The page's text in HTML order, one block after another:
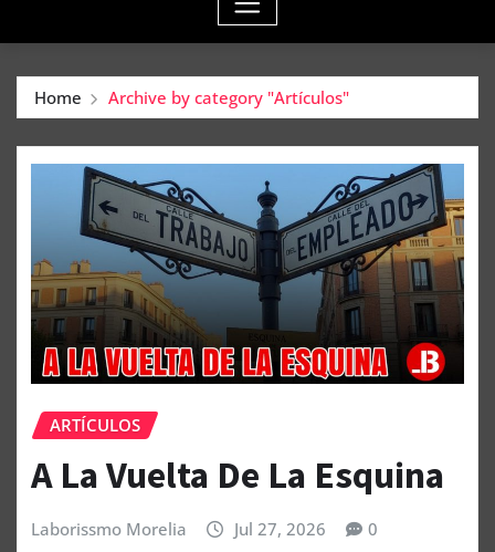
Home Archive by category "Artículos"
ARTÍCULOS
A La Vuelta De La Esquina
Laborissmo Morelia Jul 27, 2026 0